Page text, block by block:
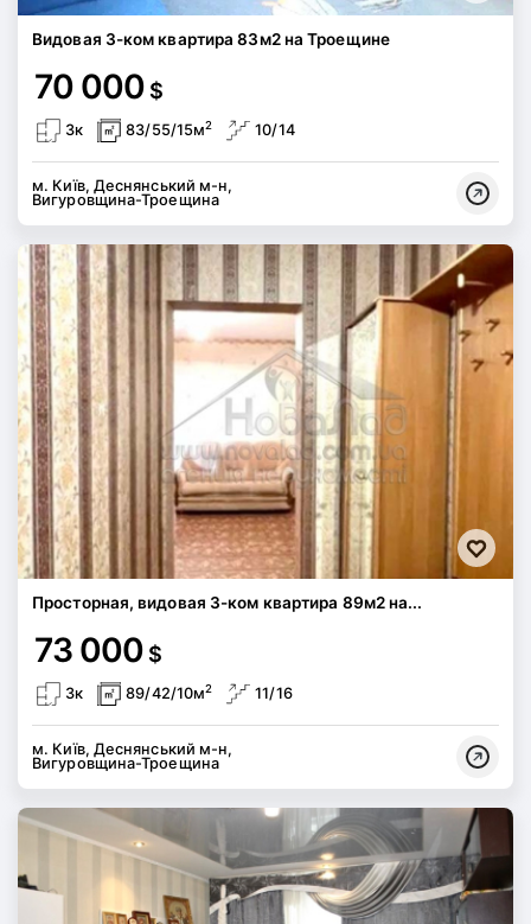
Видовая 3-ком квартира 83м2 на Троещине
70 000 $
3к 83/55/15м2 10/14
м. Київ, Деснянський м-н,
Вигуровщина-Троещина
Просторная, видовая 3-ком квартира 89м2 на...
73 000 $
3к 89/42/10м2 11/16
м. Київ, Деснянський м-н,
Вигуровщина-Троещина